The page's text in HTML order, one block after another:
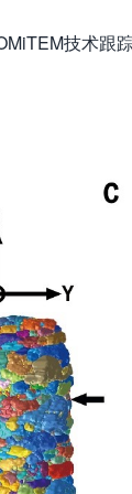
技术跟